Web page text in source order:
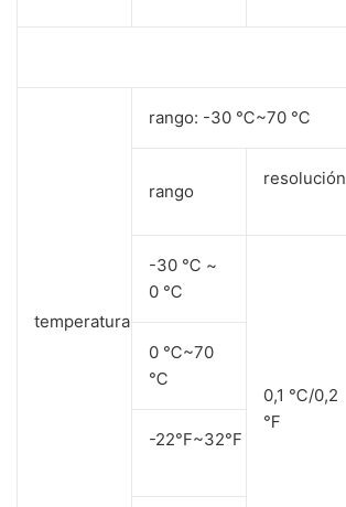
temperatura
rango: -30 ℃~70 ℃
rango
resolución
-30 ℃ ~
0 ℃
0,1 ℃/0,2
℉
0 ℃~70
℃
-22°F~32°F